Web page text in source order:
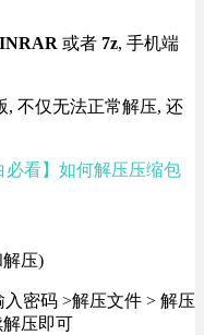
或者 7z, 手机端
, 不仅无法正常解压, 还
必看】如何解压压缩包
压)
密码 >解压文件 > 解压
压即可